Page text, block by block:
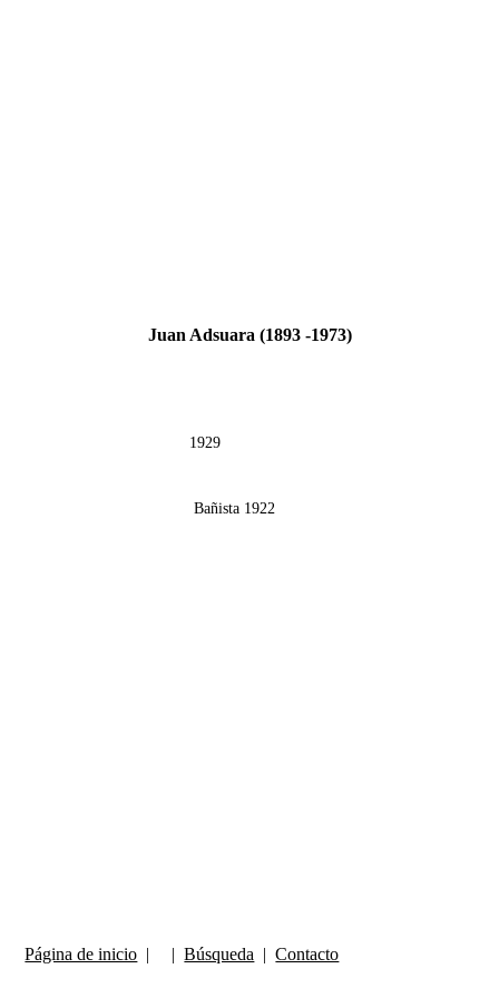
Juan Adsuara (1893 -1973)
1929
Bañista 1922
Página de inicio | |Búsqueda |Contacto